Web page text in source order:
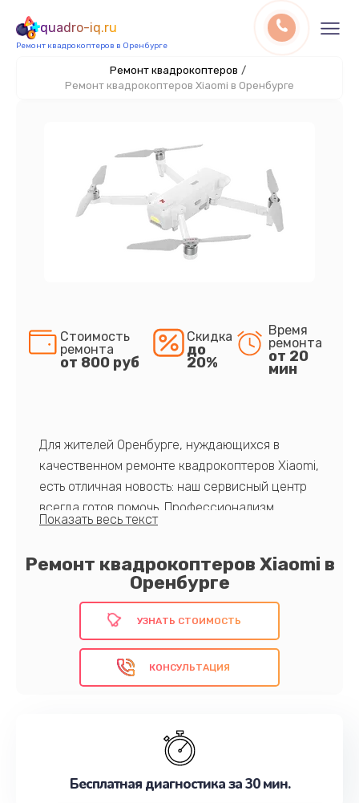
quadro-iq.ru
Ремонт квадрокоптеров в Оренбурге
Ремонт квадрокоптеров /
Ремонт квадрокоптеров Xiaomi в Оренбурге
Ремонт квадрокоптеров Xiaomi в
Оренбурге
Стоимость
ремонта
от 800 руб
Скидка
до
20%
Время
ремонта
от 20
мин
Для жителей Оренбурге, нуждающихся в
качественном ремонте квадрокоптеров Xiaomi,
есть отличная новость: наш сервисный центр
всегда готов помочь. Профессионализм,
скорость и инновационные технологии
обслуживания.
Доверьтесь нашему опыту!
УЗНАТЬ СТОИМОСТЬ
КОНСУЛЬТАЦИЯ
Бесплатная диагностика за 30 мин.